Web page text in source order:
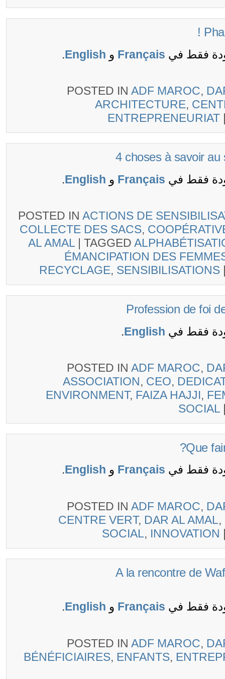
فقط فيFrançaisو English
.
POSTED INADF MAROC ,
ARCHITECTURE ,
ENTREPRENEURIAT
فقط فيFrançaisو English
.
POSTED INACTIONS DE
COLLECTE DES SACS ,
AL AMAL
|TAGGED
ÉMANCIPATION DES
RECYCLAGE ,SENSIBILISATIONS
فقط فيEnglish
.
POSTED INADF MAROC ,
ASSOCIATION ,CEO ,
ENVIRONMENT ,FAIZA HAJJI ,
SOCIAL
فقط فيFrançaisو English
.
POSTED INADF MAROC ,
CENTRE VERT ,DAR AL AMAL
SOCIAL ,INNOVATION
(Français) A la rencontre
فقط فيFrançaisو English
.
POSTED INADF MAROC ,
BÉNÉFICIAIRES ,ENFANTS ,